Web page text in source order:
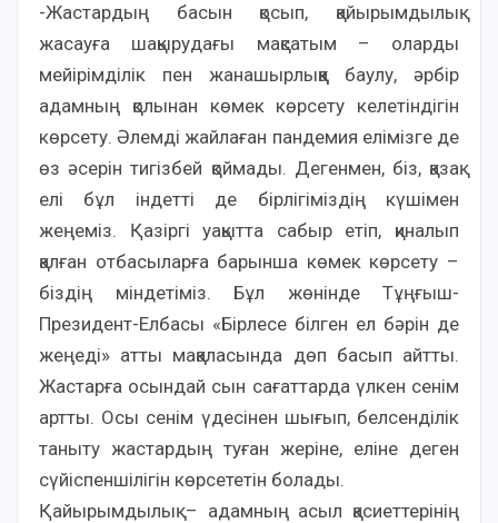
-Жастардың басын қосып, қайырымдылық
жасауға шақырудағы мақсатым – оларды
мейірімділік пен жанашырлыққа баулу, әрбір
адамның қолынан көмек көрсету келетіндігін
көрсету. Әлемді жайлаған пандемия елімізге де
өз әсерін тигізбей қоймады. Дегенмен, біз, қазақ
елі бұл індетті де бірлігіміздің күшімен
жеңеміз. Қазіргі уақытта сабыр етіп, қиналып
қалған отбасыларға барынша көмек көрсету –
біздің міндетіміз. Бұл жөнінде Тұңғыш-
Президент-Елбасы «Бірлесе білген ел бәрін де
жеңеді» атты мақаласында дөп басып айтты.
Жастарға осындай сын сағаттарда үлкен сенім
артты. Осы сенім үдесінен шығып, белсенділік
таныту жастардың туған жеріне, еліне деген
сүйіспеншілігін көрсететін болады.
Қайырымдылық – адамның асыл қасиеттерінің